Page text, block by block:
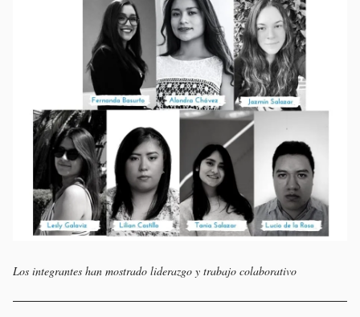
Los integrantes han mostrado liderazgo y trabajo colaborativo